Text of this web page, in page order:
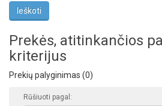
Prekės, atitinkančios
kriterijus
Prekių palyginimas (0)
Rūšiuoti pagal: